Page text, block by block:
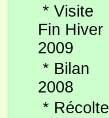
* Visite
Fin Hiver
2009
* Bilan
2008
* Récolte